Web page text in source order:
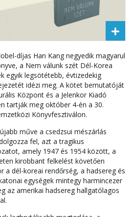
díjas Han Kang negyedik magyarul
a Nem válunk szét Dél-Korea
egyik legsötétebb, évtizedekig
idézi meg. A kötet bemutatóját
Központ és a Jelenkor Kiadó
tartják meg október 4-én a 30.
Könyvfesztiválon.
műve a csedzsui mészárlás
fel, azt a tragikus
amely 1947 és 1954 között, a
kirobbant felkelést követően
a dél-koreai rendőrség, a hadsereg és
egységek mintegy harmincezer
az amerikai hadsereg hallgatólagos